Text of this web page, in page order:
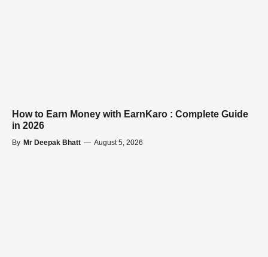
How to Earn Money with EarnKaro : Complete Guide
in 2026
By Mr Deepak Bhatt — August 5, 2026